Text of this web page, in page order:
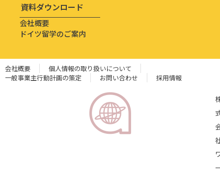
資料ダウンロード
会社概要
ドイツ留学のご案内
会社概要
個人情報の取り扱いについて
一般事業主行動計画の策定
お問い合わせ 採用情報